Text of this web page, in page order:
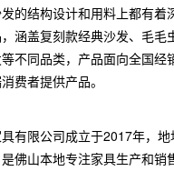
的结构设计和用料上都有着
涵盖复刻款经典沙发、毛毛
不同品类，产品面向全国经
费者提供产品。
有限公司成立于2017年，
佛山本地专注家具生产和销